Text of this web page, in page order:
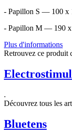
- Papillon S — 100 x
- Papillon M — 190 x
Plus d'informations
Retrouvez ce produit
.
Découvrez tous les
Bluetens